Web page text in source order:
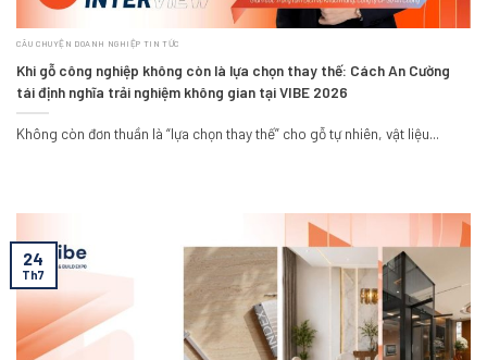
CÂU CHUYỆN DOANH NGHIỆP TIN TỨC
Khi gỗ công nghiệp không còn là lựa chọn thay thế: Cách An Cường
tái định nghĩa trải nghiệm không gian tại VIBE 2026
Không còn đơn thuần là “lựa chọn thay thế” cho gỗ tự nhiên, vật liệu...
24
Th7